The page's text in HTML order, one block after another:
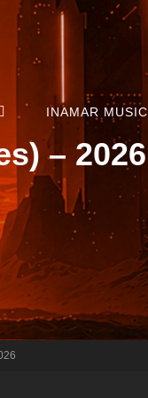
INAMAR MUSIC
– 2026